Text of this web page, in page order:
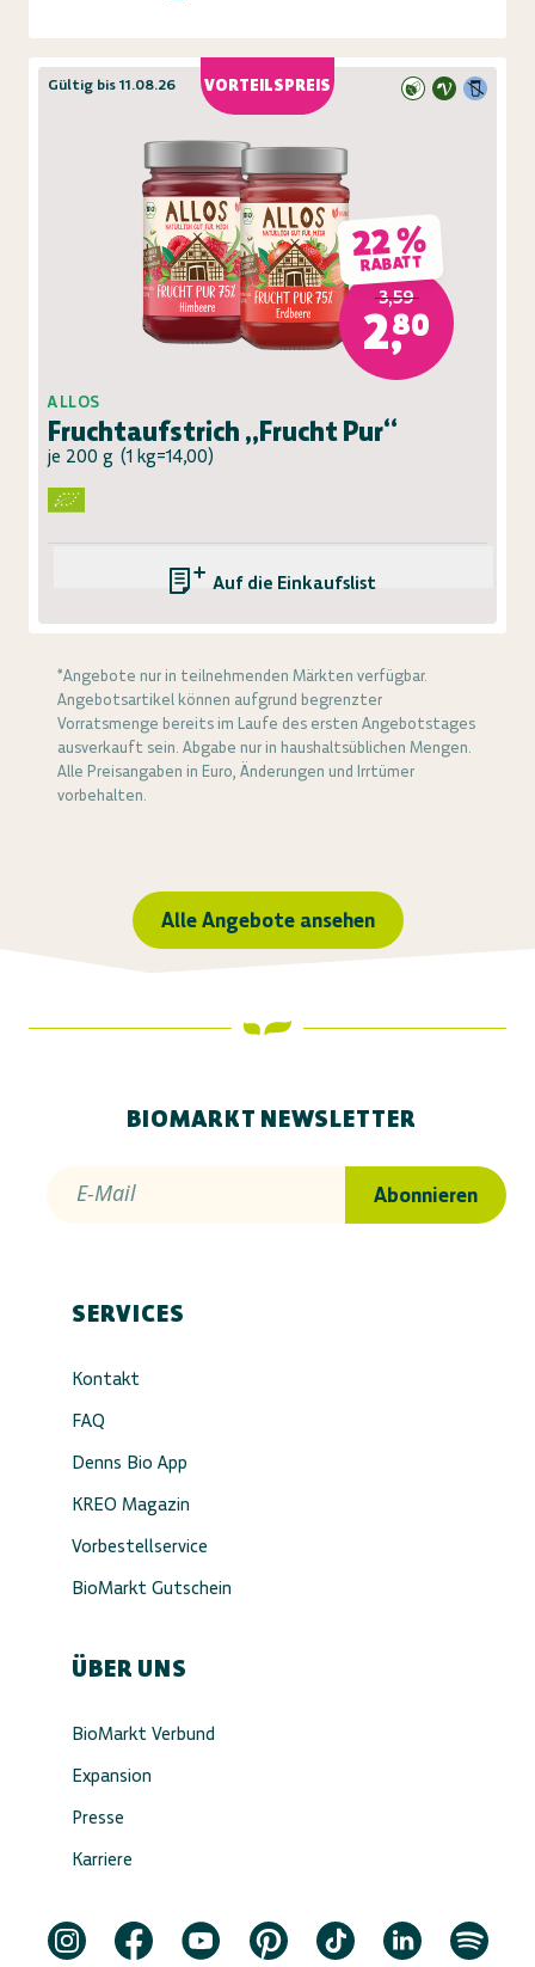
VORTEILSPREIS
Gültig bis 11.08.26
22 %
RABATT
3,59
2,80
ALLOS
Fruchtaufstrich „Frucht Pur“
je 200 g (1 kg=14,00)
Auf die Einkaufsliste
*Angebote nur in teilnehmenden Märkten verfügbar.
Angebotsartikel können aufgrund begrenzter
Vorratsmenge bereits im Laufe des ersten Angebotstages
ausverkauft sein. Abgabe nur in haushaltsüblichen Mengen.
Alle Preisangaben in Euro, Änderungen und Irrtümer
vorbehalten.
Alle Angebote ansehen
BIOMARKT NEWSLETTER
E-Mail Abonnieren
SERVICES
Kontakt
FAQ
Denns Bio App
KREO Magazin
Vorbestellservice
BioMarkt Gutschein
ÜBER UNS
BioMarkt Verbund
Expansion
Presse
Karriere